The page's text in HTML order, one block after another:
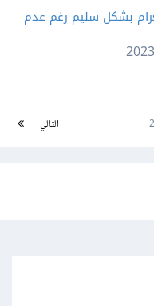
بشكل سليم رغم عدم
التالي